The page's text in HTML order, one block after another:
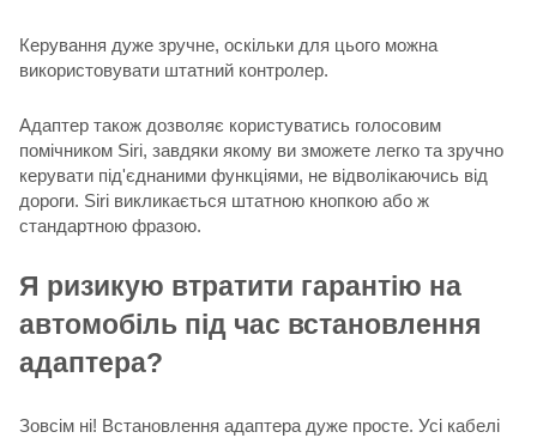
Керування дуже зручне, оскільки для цього можна
використовувати штатний контролер.
Адаптер також дозволяє користуватись голосовим
помічником Siri, завдяки якому ви зможете легко та зручно
керувати під'єднаними функціями, не відволікаючись від
дороги. Siri викликається штатною кнопкою або ж
стандартною фразою.
Я ризикую втратити гарантію на
автомобіль під час встановлення
адаптера?
Зовсім ні! Встановлення адаптера дуже просте. Усі кабелі